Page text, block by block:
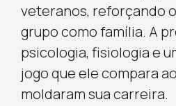
veteranos, reforçando
grupo como família. A
psicologia, fisiologia e
jogo que ele compara
moldaram sua carreira.